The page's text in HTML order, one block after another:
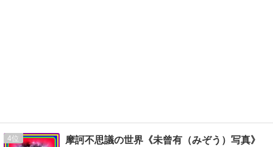
4 摩訶不思議の世界《未曾有（みぞう）写真》